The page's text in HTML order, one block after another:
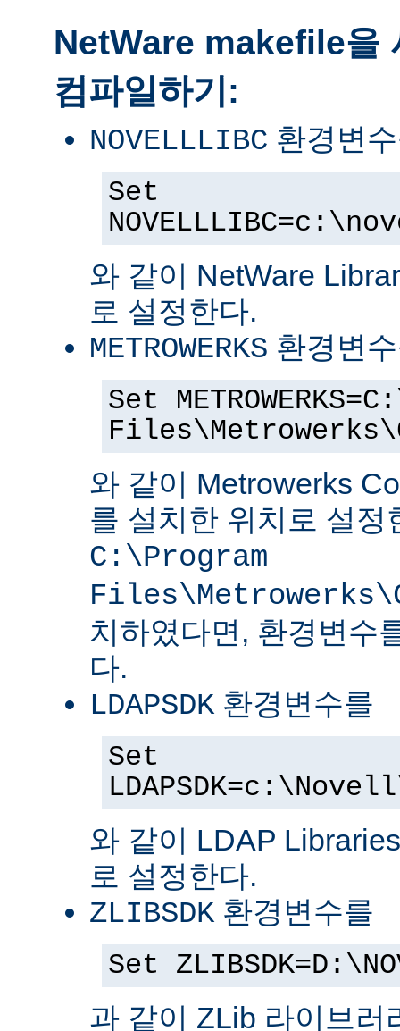
NetWare makefile을
컴파일하기:
NOVELLLIBC 환경변
Set
와 같이 NetWare
로 설정한다.
METROWERKS 환경변
Set
와 같이 Metrowerks
를 설치한 위치로 설정
C:\Program
치하였다면, 환경변수
다.
LDAPSDK 환경변수를
Set
와 같이 LDAP
로 설정한다.
ZLIBSDK 환경변수를
Set
과 같이 ZLib 라이브러